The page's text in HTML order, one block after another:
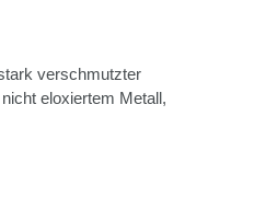
verschmutzter
eloxiertem Metall,